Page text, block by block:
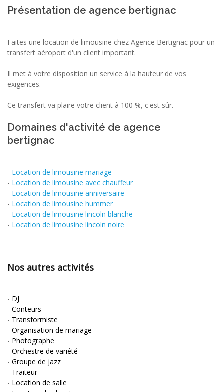
Présentation de agence bertignac
Faites une location de limousine chez Agence Bertignac pour un
transfert aéroport d'un client important.
Il met à votre disposition un service à la hauteur de vos
exigences.
Ce transfert va plaire votre client à 100 %, c'est sûr.
Domaines d'activité de agence
bertignac
- Location de limousine mariage
- Location de limousine avec chauffeur
- Location de limousine anniversaire
- Location de limousine hummer
- Location de limousine lincoln blanche
- Location de limousine lincoln noire
Nos autres activités
- DJ
- Conteurs
- Transformiste
- Organisation de mariage
- Photographe
- Orchestre de variété
- Groupe de jazz
- Traiteur
- Location de salle